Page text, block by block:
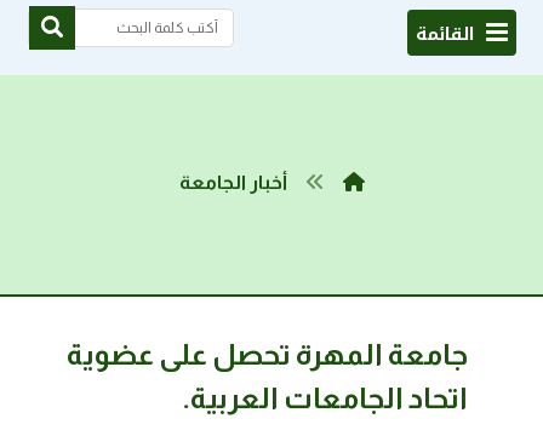
القائمة
أخبار الجامعة
جامعة المهرة تحصل على عضوية
اتحاد الجامعات العربية.